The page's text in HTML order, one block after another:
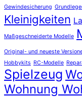
Gewindesicherung
Kleinigkeiten
Maßgeschneiderte Modelle
Original- und neueste
Hobbykits RC-Modelle
Spielzeug
Wohnung